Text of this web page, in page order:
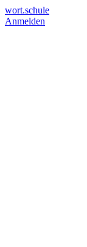
wort.schule
Anmelden